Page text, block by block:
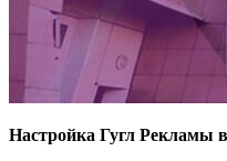
Настройка Гугл Рекламы